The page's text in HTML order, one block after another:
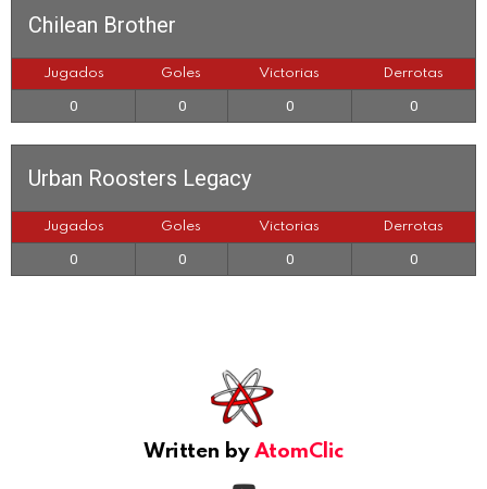
Chilean Brother
Jugados Goles Victorias Derrotas
0 0 0 0
Urban Roosters Legacy
Jugados Goles Victorias Derrotas
0 0 0 0
Written by AtomClic